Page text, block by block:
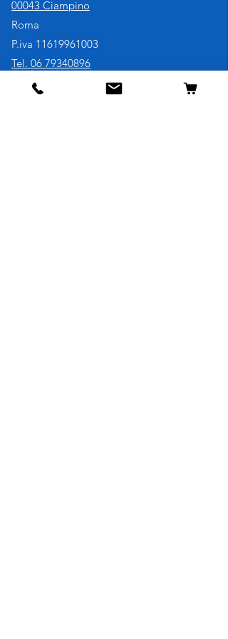
00043 Ciampino
Roma
P.iva 11619961003
Tel. 06 79340896
Cell. 3921730707